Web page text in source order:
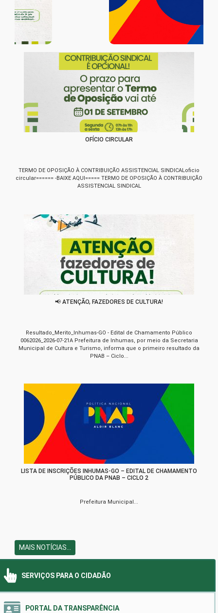
OFÍCIO CIRCULAR
TERMO DE OPOSIÇÃO À CONTRIBUIÇÃO ASSISTENCIAL SINDICALoficio
circular====== -BAIXE AQUI===== TERMO DE OPOSIÇÃO À CONTRIBUIÇÃO
ASSISTENCIAL SINDICAL
📢 ATENÇÃO, FAZEDORES DE CULTURA!
Resultado_Merito_Inhumas-GO - Edital de Chamamento Público
0062026_2026-07-21A Prefeitura de Inhumas, por meio da Secretaria
Municipal de Cultura e Turismo, informa que o primeiro resultado da
PNAB – Ciclo...
LISTA DE INSCRIÇÕES INHUMAS-GO – EDITAL DE CHAMAMENTO
PÚBLICO DA PNAB – CICLO 2
Prefeitura Municipal...
MAIS NOTÍCIAS...
SERVIÇOS PARA O CIDADÃO
PORTAL DA TRANSPARÊNCIA